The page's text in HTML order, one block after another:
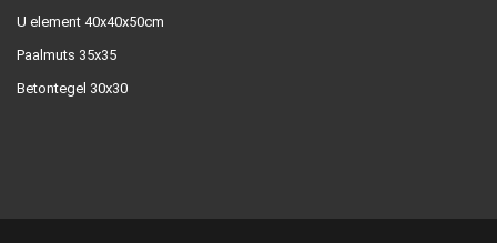
U element 40x40x50cm
Paalmuts 35x35
Betontegel 30x30